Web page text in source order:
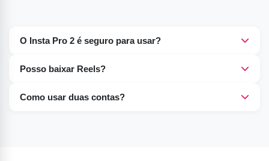
O Insta Pro 2 é seguro para usar?
Posso baixar Reels?
Como usar duas contas?